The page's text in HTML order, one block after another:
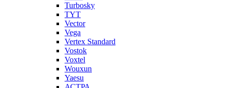
Turbosky
TYT
Vector
Vega
Vertex Standard
Vostok
Voxtel
Wouxun
Yaesu